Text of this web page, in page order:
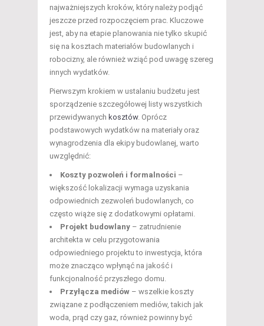
najważniejszych kroków, który należy podjąć
jeszcze przed rozpoczęciem prac. Kluczowe
jest, aby na etapie planowania nie tylko skupić
się na kosztach materiałów budowlanych i
robocizny, ale również wziąć pod uwagę szereg
innych wydatków.
Pierwszym krokiem w ustalaniu budżetu jest
sporządzenie szczegółowej listy wszystkich
przewidywanych kosztów. Oprócz
podstawowych wydatków na materiały oraz
wynagrodzenia dla ekipy budowlanej, warto
uwzględnić:
Koszty pozwoleń i formalności –
większość lokalizacji wymaga uzyskania
odpowiednich zezwoleń budowlanych, co
często wiąże się z dodatkowymi opłatami.
Projekt budowlany – zatrudnienie
architekta w celu przygotowania
odpowiedniego projektu to inwestycja, która
może znacząco wpłynąć na jakość i
funkcjonalność przyszłego domu.
Przyłącza mediów – wszelkie koszty
związane z podłączeniem mediów, takich jak
woda, prąd czy gaz, również powinny być